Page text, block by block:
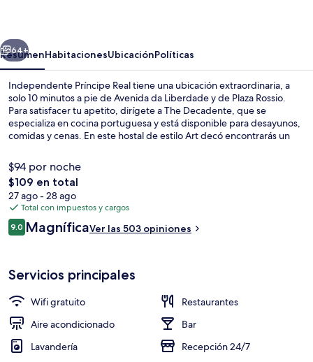
Siguiente
64+
ResumenHabitacionesUbicaciónPolíticas
Independente Príncipe Real tiene una ubicación extraordinaria, a
solo 10 minutos a pie de Avenida da Liberdade y de Plaza Rossio.
Para satisfacer tu apetito, dirígete a The Decadente, que se
especializa en cocina portuguesa y está disponible para desayunos,
comidas y cenas. En este hostal de estilo Art decó encontrarás un
refrigerador y microondas. A otros visitantes les encantan las
amenidades y características como el personal amable y la
ubicación. Hay opciones de transporte público a una corta distancia
a pie: Parada de tranvía y autobús de Elevador da Glória y Parada de
tranvía y autobús de São Pedro de Alcântara quedan a unos pasos.
$94 por noche
El
precio
total
es
de
$109 en total
27 ago - 28 ago
Total con impuestos y cargos
Opiniones
9.09.0 de 10,
MagníficaVer las 503 opiniones
Servicios principales
Wifi gratuito
Restaurantes
Aire acondicionado
Bar
Lavandería
Recepción 24/7